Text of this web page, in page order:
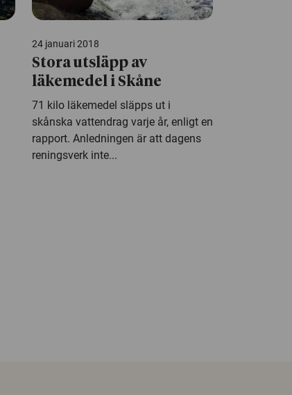
24 januari 2018
Stora utsläpp av
läkemedel i Skåne
71 kilo läkemedel släpps ut i
skånska vattendrag varje år, enligt en
rapport. Anledningen är att dagens
reningsverk inte...